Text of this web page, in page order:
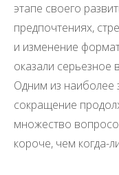
этапе своего
предпочтениях,
и изменение
оказали серьезное
Одним из наиболее
сокращение
множество
короче, чем когда-